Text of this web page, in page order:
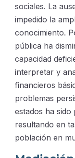
sociales. La
impedido la
conocimiento.
pública ha
capacidad
interpretar y
financieros
problemas
estados ha
resultando en
población en